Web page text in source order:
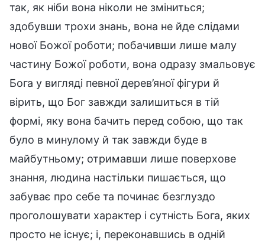
так, як ніби вона ніколи не зміниться;
здобувши трохи знань, вона не йде слідами
нової Божої роботи; побачивши лише малу
частину Божої роботи, вона одразу змальовує
Бога у вигляді певної дерев’яної фігури й
вірить, що Бог завжди залишиться в тій
формі, яку вона бачить перед собою, що так
було в минулому й так завжди буде в
майбутньому; отримавши лише поверхове
знання, людина настільки пишається, що
забуває про себе та починає безглуздо
проголошувати характер і сутність Бога, яких
просто не існує; і, переконавшись в одній